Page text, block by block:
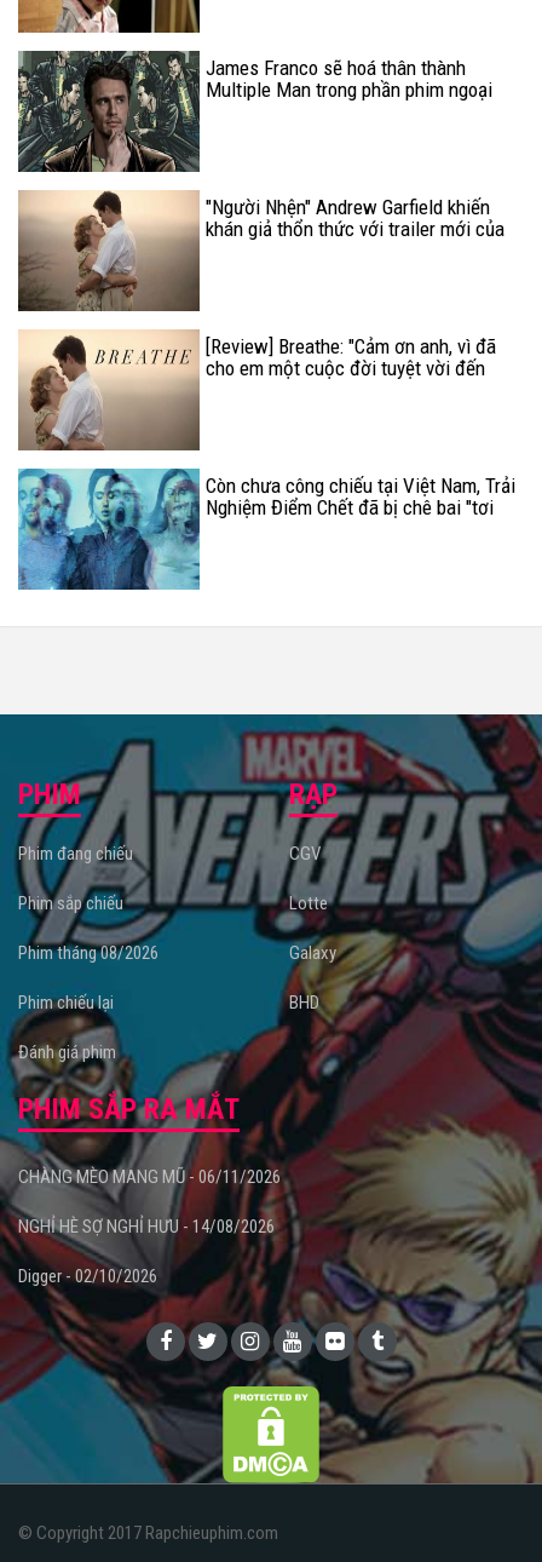
James Franco sẽ hoá thân thành
Multiple Man trong phần phim ngoại
"Người Nhện" Andrew Garfield khiến
khán giả thổn thức với trailer mới của
[Review] Breathe: "Cảm ơn anh, vì đã
cho em một cuộc đời tuyệt vời đến
Còn chưa công chiếu tại Việt Nam, Trải
Nghiệm Điểm Chết đã bị chê bai "tơi
PHIM
Phim đang chiếu
Phim sắp chiếu
Phim tháng 08/2026
Phim chiếu lại
Đánh giá phim
RẠP
CGV
Lotte
Galaxy
BHD
PHIM SẮP RA MẮT
CHÀNG MÈO MANG MŨ - 06/11/2026
NGHỈ HÈ SỢ NGHỈ HƯU - 14/08/2026
Digger - 02/10/2026
© Copyright 2017 Rapchieuphim.com